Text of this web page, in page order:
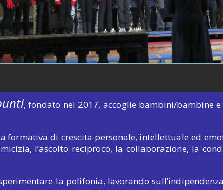
, fondato nel 2017, accoglie bambini/bambine
formativa di crescita personale, intellettuale ed
l’ascolto reciproco, la collaborazione, la
la polifonia, lavorando